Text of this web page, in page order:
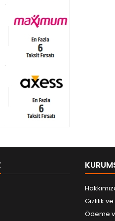
Gizlilik
Ödeme